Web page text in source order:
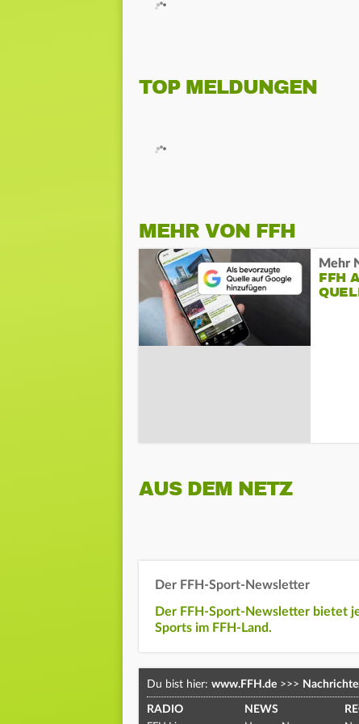
TOP MELDUNGEN
MEHR VON FFH
Mehr
FFH
AUS DEM NETZ
Der FFH-Sport-Newsletter
Der FFH-Sport-Newsletter bietet
Sports im FFH-Land.
Du bist hier: www.FFH.de >>>
RADIO NEWS